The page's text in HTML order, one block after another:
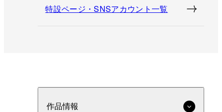
特設ページ・SNSアカウント一覧
作品情報